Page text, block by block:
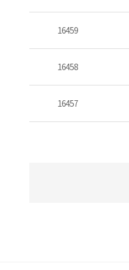
16459
16458
16457